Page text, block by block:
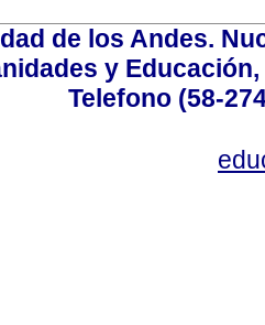
de los Andes.
y
Telefono (58-